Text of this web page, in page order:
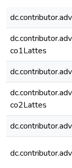
co1Lattes
co2Lattes